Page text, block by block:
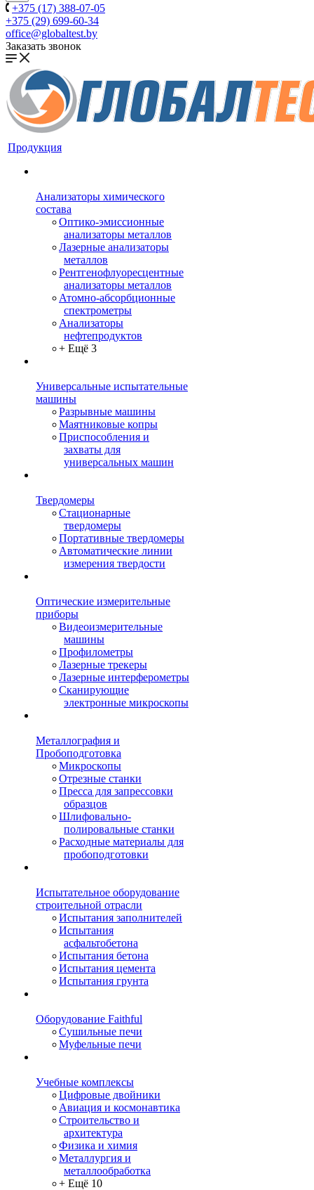
+375 (17) 388-07-05
+375 (29) 699-60-34
office@globaltest.by
Заказать звонок
Продукция
Анализаторы химического
состава
Оптико-эмиссионные
анализаторы металлов
Лазерные анализаторы
металлов
Рентгенофлуоресцентные
анализаторы металлов
Атомно-абсорбционные
спектрометры
Анализаторы
нефтепродуктов
+ Ещё 3
Универсальные испытательные
машины
Разрывные машины
Маятниковые копры
Приспособления и
захваты для
универсальных машин
Твердомеры
Стационарные
твердомеры
Портативные твердомеры
Автоматические линии
измерения твердости
Оптические измерительные
приборы
Видеоизмерительные
машины
Профилометры
Лазерные трекеры
Лазерные интерферометры
Сканирующие
электронные микроскопы
Металлография и
Пробоподготовка
Микроскопы
Отрезные станки
Пресса для запрессовки
образцов
Шлифовально-
полировальные станки
Расходные материалы для
пробоподготовки
Испытательное оборудование
строительной отрасли
Испытания заполнителей
Испытания
асфальтобетона
Испытания бетона
Испытания цемента
Испытания грунта
Оборудование Faithful
Сушильные печи
Муфельные печи
Учебные комплексы
Цифровые двойники
Авиация и космонавтика
Строительство и
архитектура
Физика и химия
Металлургия и
металлообработка
+ Ещё 10